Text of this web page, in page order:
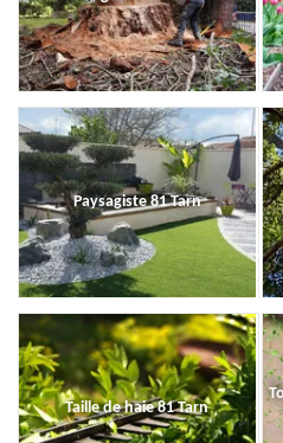
Paysagiste 81 Tarn
Taille de haie 81 Tarn